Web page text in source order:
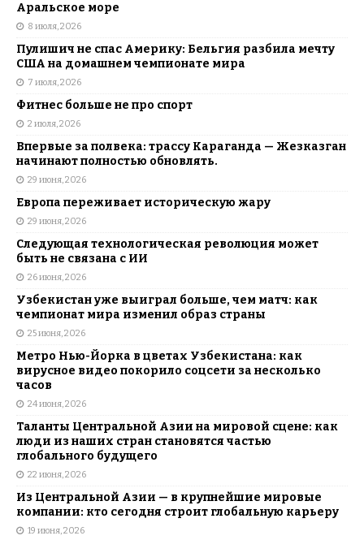
Аральское море
8 июля, 2026
Пулишич не спас Америку: Бельгия разбила мечту
США на домашнем чемпионате мира
7 июля, 2026
Фитнес больше не про спорт
2 июля, 2026
Впервые за полвека: трассу Караганда — Жезказган
начинают полностью обновлять.
29 июня, 2026
Европа переживает историческую жару
29 июня, 2026
Следующая технологическая революция может
быть не связана с ИИ
26 июня, 2026
Узбекистан уже выиграл больше, чем матч: как
чемпионат мира изменил образ страны
25 июня, 2026
Метро Нью-Йорка в цветах Узбекистана: как
вирусное видео покорило соцсети за несколько
часов
24 июня, 2026
Таланты Центральной Азии на мировой сцене: как
люди из наших стран становятся частью
глобального будущего
22 июня, 2026
Из Центральной Азии — в крупнейшие мировые
компании: кто сегодня строит глобальную карьеру
19 июня, 2026